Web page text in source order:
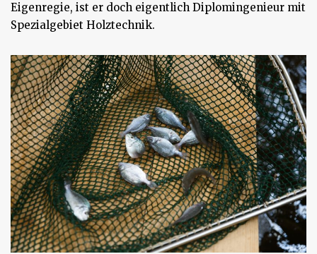
Eigenregie, ist er doch eigentlich Diplomingenieur mit
Spezialgebiet Holztechnik.